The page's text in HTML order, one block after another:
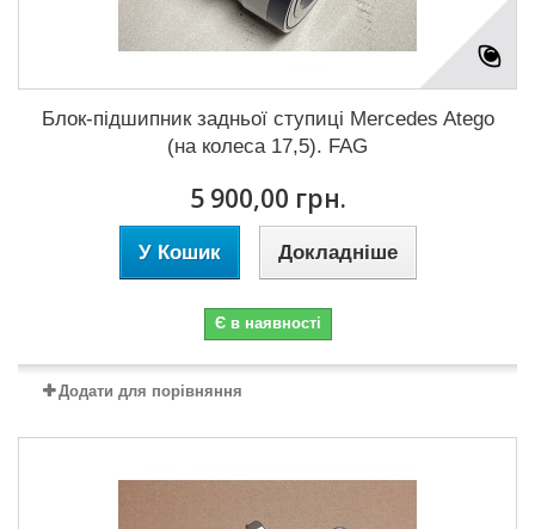
Блок-підшипник задньої ступиці Mercedes Atego
(на колеса 17,5). FAG
5 900,00 грн.
У Кошик Докладніше
Є в наявності
Додати для порівняння